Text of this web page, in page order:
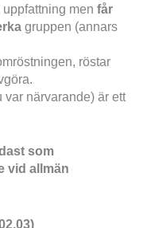
uppfattning menfår
gruppen (annars
röstar
var närvarande) är ett
som
vid allmän